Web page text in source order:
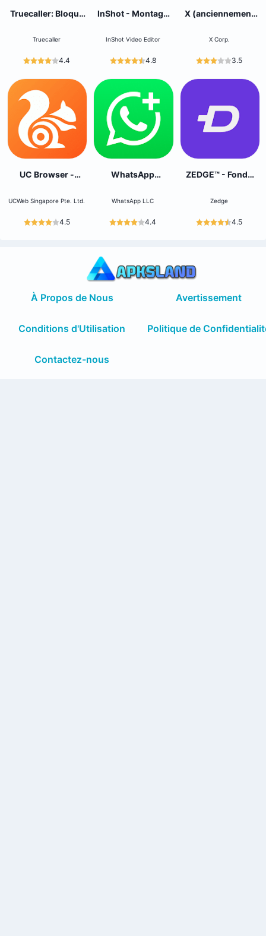
Truecaller: Bloque
Truecaller
4.4
InShot - Montage
InShot Video Editor
4.8
X (anciennement
X Corp.
3.5
UC Browser -
UCWeb Singapore Pte. Ltd.
4.5
WhatsApp
WhatsApp LLC
4.4
ZEDGE™ - Fonds
Zedge
4.5
À Propos de Nous Avertissement
Conditions d'Utilisation Politique de
Contactez-nous